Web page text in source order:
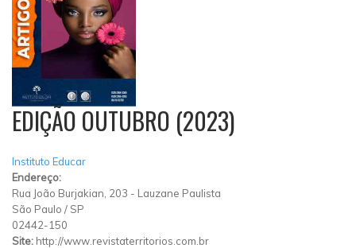
EDIÇÃO OUTUBRO (2023)
Instituto Educar
Endereço:
Rua João Burjakian, 203 - Lauzane Paulista
São Paulo / SP
02442-150
Site: http://www.revistaterritorios.com.br